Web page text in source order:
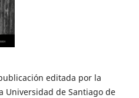
editada por la
Universidad de Santiago de